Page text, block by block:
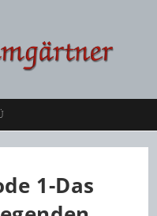
1-Das